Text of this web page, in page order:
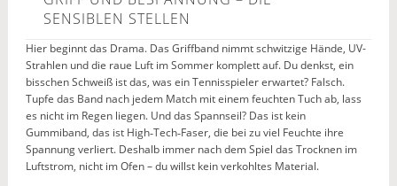
SENSIBLEN STELLEN
Hier beginnt das Drama. Das Griffband nimmt schwitzige Hände, UV-
Strahlen und die raue Luft im Sommer komplett auf. Du denkst, ein
bisschen Schweiß ist das, was ein Tennisspieler erwartet? Falsch.
Tupfe das Band nach jedem Match mit einem feuchten Tuch ab, lass
es nicht im Regen liegen. Und das Spannseil? Das ist kein
Gummiband, das ist High‑Tech‑Faser, die bei zu viel Feuchte ihre
Spannung verliert. Deshalb immer nach dem Spiel das Trocknen im
Luftstrom, nicht im Ofen – du willst kein verkohltes Material.